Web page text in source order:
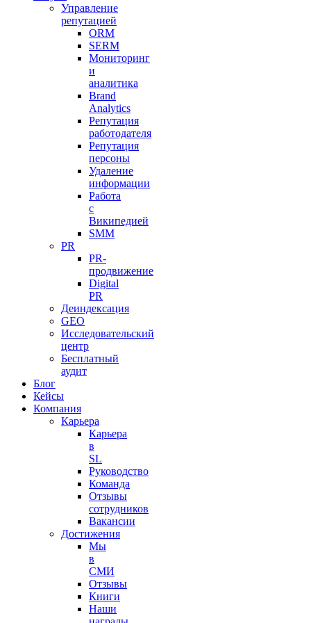
Управление
репутацией
ORM
SERM
Мониторинг
и
аналитика
Brand
Analytics
Репутация
работодателя
Репутация
персоны
Удаление
информации
Работа
с
Википедией
SMM
PR
PR-
продвижение
Digital
PR
Деиндексация
GEO
Исследовательский
центр
Бесплатный
аудит
Блог
Кейсы
Компания
Карьера
Карьера
в
SL
Руководство
Команда
Отзывы
сотрудников
Вакансии
Достижения
Мы
в
СМИ
Отзывы
Книги
Наши